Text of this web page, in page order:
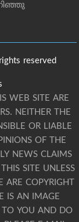
reserved
WEB SITE ARE
NEITHER THE
OR LIABLE
OF THE
NEWS CLAIMS
SITE UNLESS
ARE COPYRIGHT
IS AN IMAGE
TO YOU AND DO